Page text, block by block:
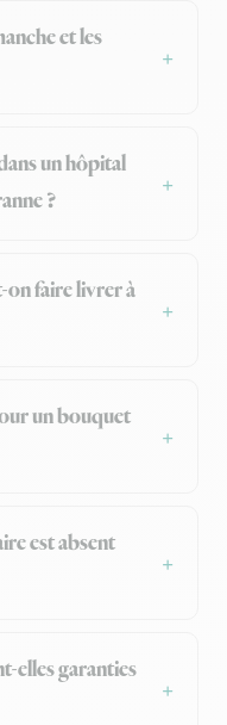
et les
un hôpital
?
on faire livrer à
un bouquet
est absent
elles garanties